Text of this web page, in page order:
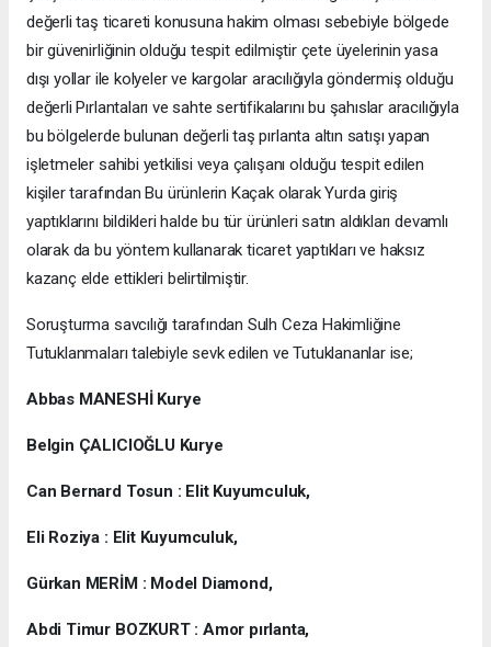
değerli taş ticareti konusuna hakim olması sebebiyle bölgede
bir güvenirliğinin olduğu tespit edilmiştir çete üyelerinin yasa
dışı yollar ile kolyeler ve kargolar aracılığıyla göndermiş olduğu
değerli Pırlantaları ve sahte sertifikalarını bu şahıslar aracılığıyla
bu bölgelerde bulunan değerli taş pırlanta altın satışı yapan
işletmeler sahibi yetkilisi veya çalışanı olduğu tespit edilen
kişiler tarafından Bu ürünlerin Kaçak olarak Yurda giriş
yaptıklarını bildikleri halde bu tür ürünleri satın aldıkları devamlı
olarak da bu yöntem kullanarak ticaret yaptıkları ve haksız
kazanç elde ettikleri belirtilmiştir.
Soruşturma savcılığı tarafından Sulh Ceza Hakimliğine
Tutuklanmaları talebiyle sevk edilen ve Tutuklananlar ise;
Abbas MANESHİ Kurye
Belgin ÇALICIOĞLU Kurye
Can Bernard Tosun : Elit Kuyumculuk,
Eli Roziya : Elit Kuyumculuk,
Gürkan MERİM : Model Diamond,
Abdi Timur BOZKURT : Amor pırlanta,